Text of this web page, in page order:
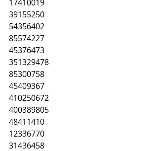
17410019
39155250
54356402
85574227
45376473
351329478
85300758
45409367
410250672
400389805
48411410
12336770
31436458